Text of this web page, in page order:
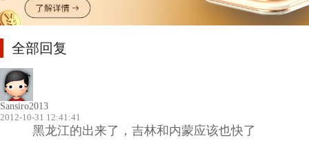
全部回复
Sansiro2013
2012-10-31 12:41:41
黑龙江的出来了，吉林和内蒙应该也快了